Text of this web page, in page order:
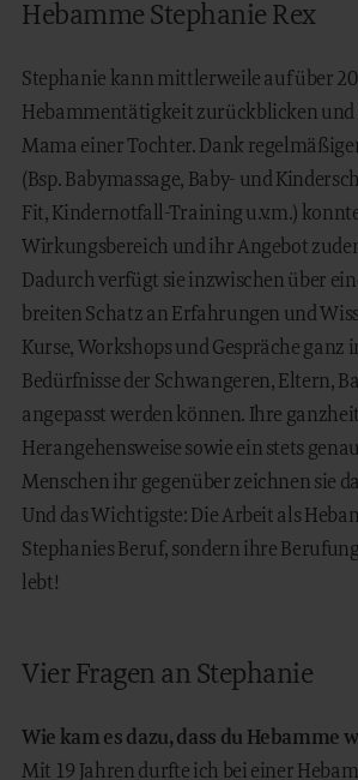
Hebamme Stephanie Rex
Stephanie kann mittlerweile auf über 20
Hebammentätigkeit zurückblicken und
Mama einer Tochter. Dank
(Bsp. Babymassage, Baby- und
Fit, Kindernotfall-Training u.v.m.)
Wirkungsbereich und ihr Angebot
Dadurch verfügt sie inzwischen über
breiten Schatz an Erfahrungen und
Kurse, Workshops und Gespräche ganz
Bedürfnisse der Schwangeren, Eltern,
angepasst werden können. Ihre
Herangehensweise sowie ein stets
Menschen ihr gegenüber zeichnen sie
Und das Wichtigste: Die Arbeit als
Stephanies Beruf, sondern ihre
lebt!
Vier Fragen an Stephanie
Wie kam es dazu, dass du Hebamme
Mit 19 Jahren durfte ich bei einer